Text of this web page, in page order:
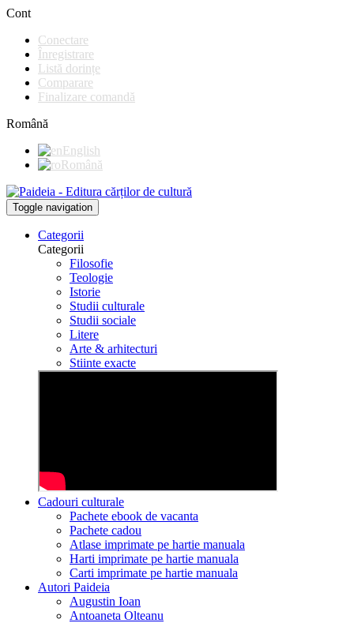
Cont
Conectare
Înregistrare
Listă dorințe
Comparare
Finalizare comandă
Română
English
Română
Toggle navigation
Categorii
Categorii
Filosofie
Teologie
Istorie
Studii culturale
Studii sociale
Litere
Arte & arhitecturi
Stiinte exacte
Cadouri culturale
Pachete ebook de vacanta
Pachete cadou
Atlase imprimate pe hartie manuala
Harti imprimate pe hartie manuala
Carti imprimate pe hartie manuala
Autori Paideia
Augustin Ioan
Antoaneta Olteanu